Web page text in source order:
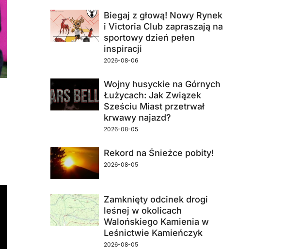
Biegaj z głową! Nowy Rynek
i Victoria Club zapraszają na
sportowy dzień pełen
inspiracji
2026-08-06
Wojny husyckie na Górnych
Łużycach: Jak Związek
Sześciu Miast przetrwał
krwawy najazd?
2026-08-05
Rekord na Śnieżce pobity!
2026-08-05
Zamknięty odcinek drogi
leśnej w okolicach
Walońskiego Kamienia w
Leśnictwie Kamieńczyk
2026-08-05